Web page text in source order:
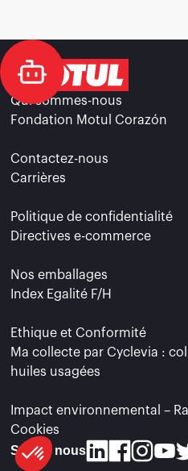
de ce site vous intéresse
aimerait bien vous accompagner
le pied de page.
par
Qui sommes-nous
Fondation Motul Corazón
Contactez-nous
Carrières
Politique de confidentialité
Directives e-commerce
Nos emballages
Index Egalité F/H
Ethique et Conformité
Ma collecte par Cyclevia :
huiles usagées
Impact environnemental –
Cookies
Suivez nous